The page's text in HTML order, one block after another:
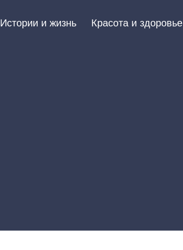
Истории и жизнь Красота и здоровье